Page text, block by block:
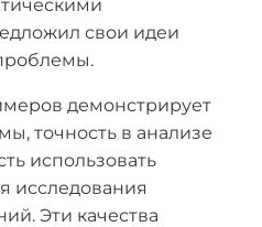
свои идеи
демонстрирует
точность в анализе
использовать
исследования
Эти качества